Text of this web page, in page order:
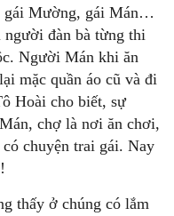
gái Mường, gái Mán…
người đàn bà từng thi
Người Mán khi ăn
mặc quần áo cũ và đi
Hoài cho biết, sự
chợ là nơi ăn chơi,
chuyện trai gái. Nay
thấy ở chúng có lắm